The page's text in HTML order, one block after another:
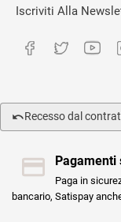
Iscriviti Alla
Recesso dal
Pagamenti
Paga in
bancario, Satispay